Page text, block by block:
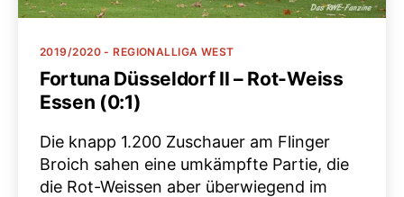
Kategorien
2019/2020 - REGIONALLIGA WEST
Fortuna Düsseldorf II – Rot-Weiss
Essen (0:1)
Die knapp 1.200 Zuschauer am Flinger
Broich sahen eine umkämpfte Partie, die
die Rot-Weissen aber überwiegend im